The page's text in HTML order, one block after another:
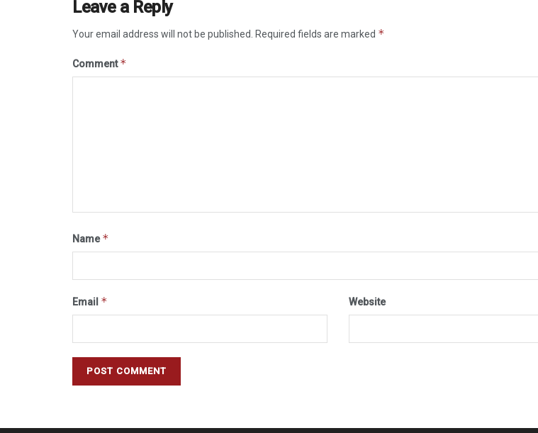
Leave a Reply
Your email address will not be published. Required fields are marked *
Comment*
Name*
Email * Website